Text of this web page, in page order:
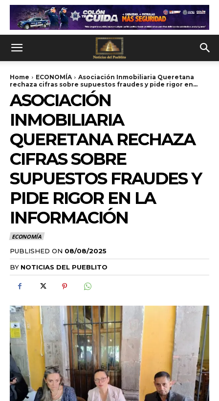
Home ECONOMÍA
Asociación Inmobiliaria Queretana
rechaza cifras sobre supuestos fraudes y pide rigor en...
ASOCIACIÓN
INMOBILIARIA
QUERETANA RECHAZA
CIFRAS SOBRE
SUPUESTOS FRAUDES Y
PIDE RIGOR EN LA
INFORMACIÓN
ECONOMÍA
PUBLISHED ON 08/08/2025
BY NOTICIAS DEL PUEBLITO